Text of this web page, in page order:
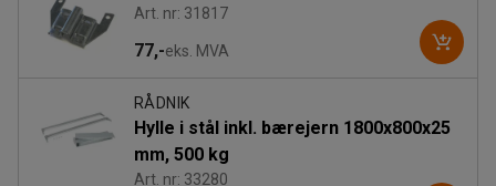
Art. nr: 31817
77,-eks. MVA
RÅDNIK
Hylle i stål inkl. bærejern 1800x800x25
mm, 500 kg
Art. nr: 33280